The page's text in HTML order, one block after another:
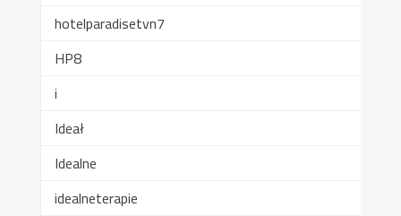
hotelparadisetvn7
HP8
i
Ideał
Idealne
idealneterapie